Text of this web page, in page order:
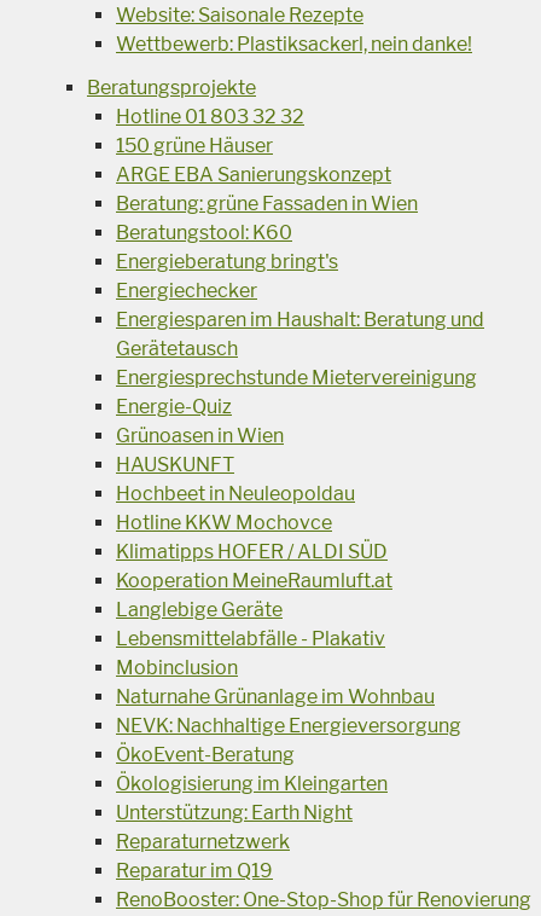
Website: Saisonale Rezepte
Wettbewerb: Plastiksackerl, nein danke!
Beratungsprojekte
Hotline 01 803 32 32
150 grüne Häuser
ARGE EBA Sanierungskonzept
Beratung: grüne Fassaden in Wien
Beratungstool: K60
Energieberatung bringt's
Energiechecker
Energiesparen im Haushalt: Beratung und
Gerätetausch
Energiesprechstunde Mietervereinigung
Energie-Quiz
Grünoasen in Wien
HAUSKUNFT
Hochbeet in Neuleopoldau
Hotline KKW Mochovce
Klimatipps HOFER / ALDI SÜD
Kooperation MeineRaumluft.at
Langlebige Geräte
Lebensmittelabfälle - Plakativ
Mobinclusion
Naturnahe Grünanlage im Wohnbau
NEVK: Nachhaltige Energieversorgung
ÖkoEvent-Beratung
Ökologisierung im Kleingarten
Unterstützung: Earth Night
Reparaturnetzwerk
Reparatur im Q19
RenoBooster: One-Stop-Shop für Renovierung